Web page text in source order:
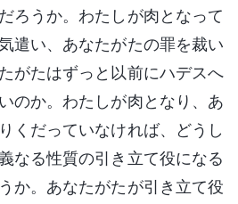
ろうか。わたしが肉となって
遣い、あなたがたの罪を裁い
がたはずっと以前にハデスへ
のか。わたしが肉となり、あ
くだっていなければ、どうし
なる性質の引き立て役になる
か。あなたがたが引き立て役